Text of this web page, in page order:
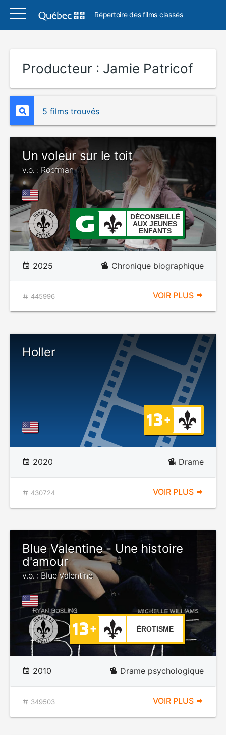
Répertoire des films classés
Producteur : Jamie Patricof
5 films trouvés
Un voleur sur le toit
v.o. : Roofman
DÉCONSEILLÉ
AUX JEUNES
ENFANTS
2025 Chronique biographique
445996 VOIR PLUS
Holler
2020 Drame
430724 VOIR PLUS
Blue Valentine - Une histoire
d'amour
v.o. : Blue Valentine
ÉROTISME
2010 Drame psychologique
349503 VOIR PLUS